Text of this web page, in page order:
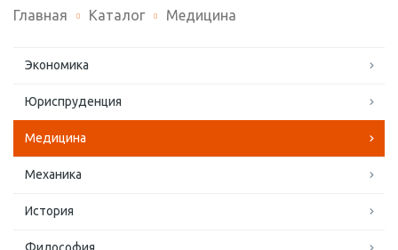
Главная Каталог Медицина
Экономика
Юриспруденция
Медицина
Механика
История